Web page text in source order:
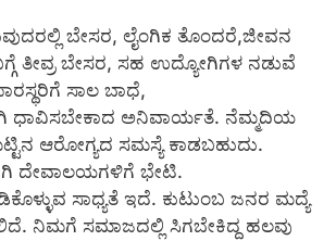
ಬೇಸರ, ಲೈಂಗಿಕ ತೊಂದರೆ,ಜೀವನ
ತೀವ್ರ ಬೇಸರ, ಸಹ ಉದ್ಯೋಗಿಗಳ ನಡುವೆ
ಸಾಲ ಬಾಧೆ,
ಧಾವಿಸಬೇಕಾದ ಅನಿವಾರ್ಯತೆ. ನೆಮ್ಮದಿಯ
ಆರೋಗ್ಯದ ಸಮಸ್ಯೆ ಕಾಡಬಹುದು.
ದೇವಾಲಯಗಳಿಗೆ ಭೇಟಿ.
ಸಾಧ್ಯತೆ ಇದೆ. ಕುಟುಂಬ ಜನರ ಮದ್ಯೆ
ನಿಮಗೆ ಸಮಾಜದಲ್ಲಿ ಸಿಗಬೇಕಿದ್ದ ಹಲವು